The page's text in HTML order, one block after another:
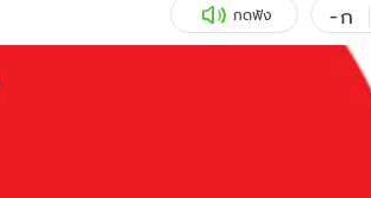
รถยนต์
กดฟัง -ก